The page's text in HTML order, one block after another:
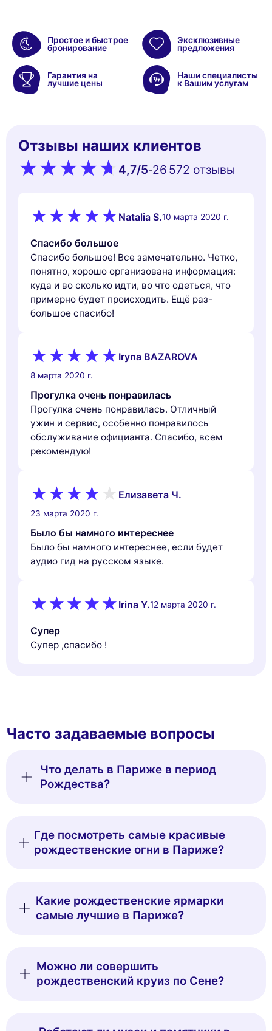
Простое и быстрое
бронирование
Эксклюзивные
предложения
Гарантия на
лучшие цены
Наши специалисты
к Вашим услугам
Отзывы наших клиентов
4,7/5-26 572 oтзывы
Natalia S.10 марта 2020 г.
Спасибо большое
Спасибо большое! Все замечательно. Четко,
понятно, хорошо организована информация:
куда и во сколько идти, во что одеться, что
примерно будет происходить. Ещё раз-
большое спасибо!
Iryna BAZAROVA
8 марта 2020 г.
Прогулка очень понравилась
Прогулка очень понравилась. Отличный
ужин и сервис, особенно понравилось
обслуживание официанта. Спасибо, всем
рекомендую!
Елизавета Ч.
23 марта 2020 г.
Было бы намного интереснее
Было бы намного интереснее, если будет
аудио гид на русском языке.
Irina Y.12 марта 2020 г.
Супер
Супер ,спасибо !
Часто задаваемые вопросы
Что делать в Париже в период
Рождества?
Где посмотреть самые красивые
рождественские огни в Париже?
Какие рождественские ярмарки
самые лучшие в Париже?
Можно ли совершить
рождественский круиз по Сене?